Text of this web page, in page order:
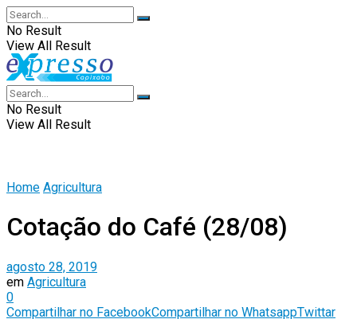
No Result
View All Result
No Result
View All Result
Home Agricultura
Cotação do Café (28/08)
agosto 28, 2019
em Agricultura
0
Compartilhar no FacebookCompartilhar no WhatsappTwittar